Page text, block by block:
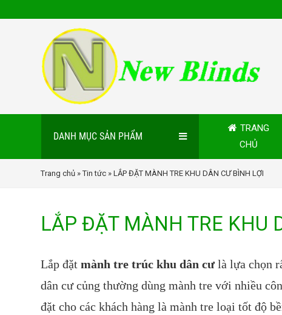
DANH MỤC SẢN PHẨM
TRANG
CHỦ
Trang chủ »Tin tức » LẮP ĐẶT MÀNH TRE KHU DÂN CƯ BÌNH LỢI
LẮP ĐẶT MÀNH TRE KHU
Lắp đặtmành tre trúc khu dân cưlà lựa chọn
dân cư củng thường dùng mành tre với nhiều
đặt cho các khách hàng là mành tre loại tốt độ